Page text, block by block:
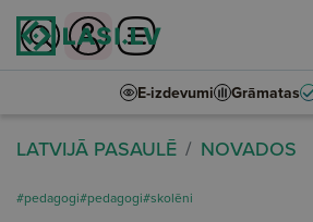
E-izdevumi Grāmatas
LATVIJĀ PASAULĒ NOVADOS
#pedagogi#pedagogi#skolēni